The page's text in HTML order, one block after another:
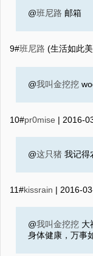
@班尼路 邮箱
9#班尼路 (生活如此
@我叫金挖挖
10#pr0mise | 2016-
@这只猪 我记得
11#kissrain | 2016-
@我叫金挖挖 大
身体健康，万事